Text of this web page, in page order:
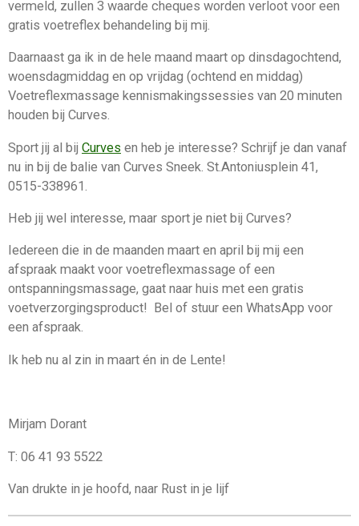
vermeld, zullen 3 waarde cheques worden verloot voor een
gratis voetreflex behandeling bij mij.
Daarnaast ga ik in de hele maand maart op dinsdagochtend,
woensdagmiddag en op vrijdag (ochtend en middag)
Voetreflexmassage kennismakingssessies van 20 minuten
houden bij Curves.
Sport jij al bij Curves en heb je interesse? Schrijf je dan vanaf
nu in bij de balie van Curves Sneek. St.Antoniusplein 41,
0515-338961.
Heb jij wel interesse, maar sport je niet bij Curves?
Iedereen die in de maanden maart en april bij mij een
afspraak maakt voor voetreflexmassage of een
ontspanningsmassage, gaat naar huis met een gratis
voetverzorgingsproduct! Bel of stuur een WhatsApp voor
een afspraak.
Ik heb nu al zin in maart én in de Lente!
Mirjam Dorant
T: 06 41 93 5522
Van drukte in je hoofd, naar Rust in je lijf